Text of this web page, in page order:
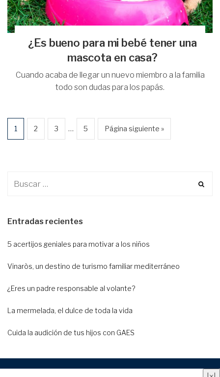
¿Es bueno para mi bebé tener una
mascota en casa?
Cuando acaba de llegar un nuevo miembro a la familia
todo son dudas para los papás.
1 2 3 … 5 Página siguiente »
Entradas recientes
5 acertijos geniales para motivar a los niños
Vinaròs, un destino de turismo familiar mediterráneo
¿Eres un padre responsable al volante?
La mermelada, el dulce de toda la vida
Cuida la audición de tus hijos con GAES